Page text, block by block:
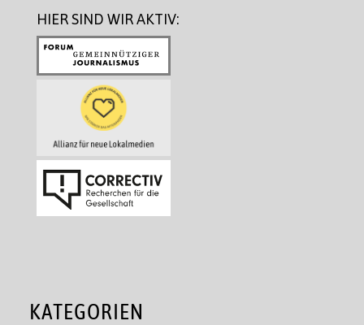
HIER SIND WIR AKTIV:
KATEGORIEN